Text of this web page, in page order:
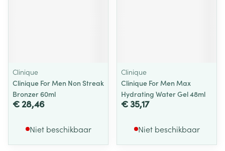
Clinique
Clinique For Men Non Streak
Bronzer 60ml
€ 28,46
Niet beschikbaar
Clinique
Clinique For Men Max
Hydrating Water Gel 48ml
€ 35,17
Niet beschikbaar